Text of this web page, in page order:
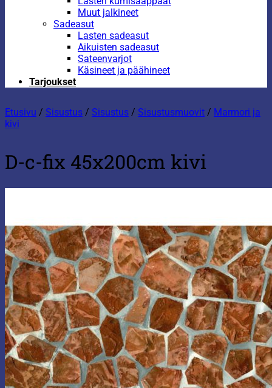
Muut jalkineet
Sadeasut
Lasten sadeasut
Aikuisten sadeasut
Sateenvarjot
Käsineet ja päähineet
Tarjoukset
Etusivu / Sisustus / Sisustus / Sisustusmuovit / Marmori ja
kivi
D-c-fix 45x200cm kivi